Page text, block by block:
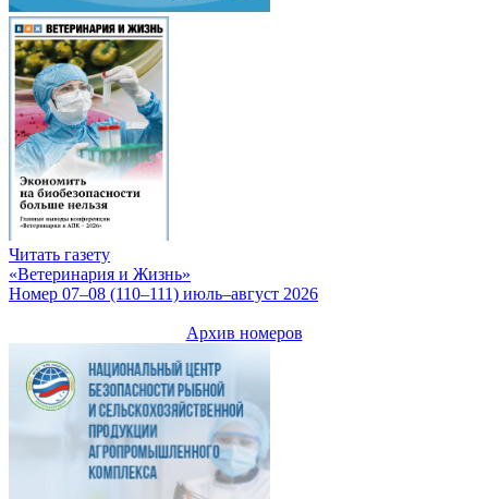
Читать газету
«Ветеринария и Жизнь»
Номер 07–08 (110–111) июль–август 2026
Архив номеров